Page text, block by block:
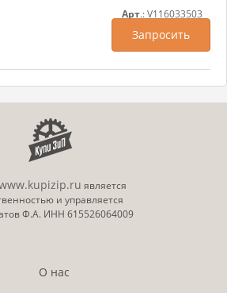
Арт.: V116033503
Запросить
является
и управляется
Ф.А. ИНН 615526064009
О нас